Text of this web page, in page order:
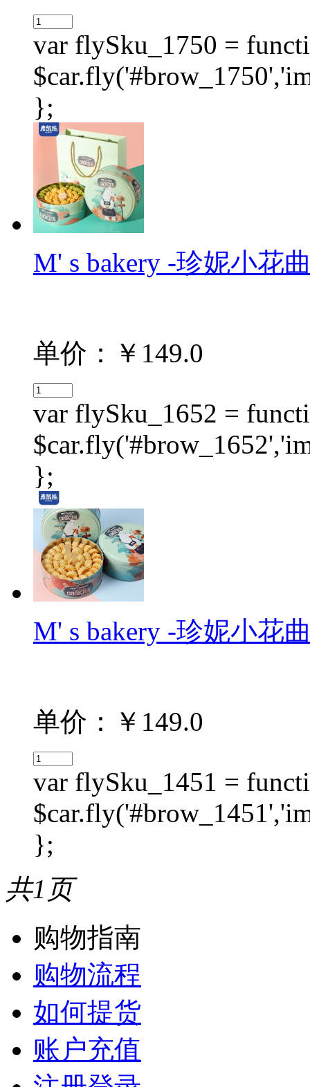
var flySku_1750 =
};
M' s bakery -珍妮小花
单价：￥149.0
var flySku_1652 =
};
M' s bakery -珍妮小花
单价：￥149.0
var flySku_1451 =
};
共1页
购物指南
购物流程
如何提货
账户充值